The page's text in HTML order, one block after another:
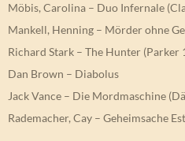
Möbis, Carolina – Duo Infernale
Mankell, Henning – Mörder ohne
Richard Stark – The Hunter (Parker
Dan Brown – Diabolus
Jack Vance – Die Mordmaschine
Rademacher, Cay – Geheimsache